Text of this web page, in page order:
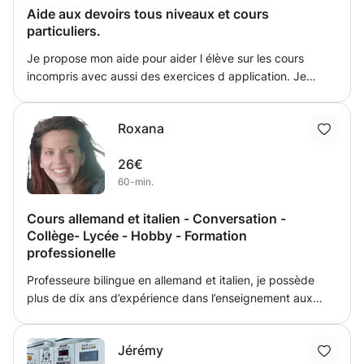
Aide aux devoirs tous niveaux et cours
particuliers.
Je propose mon aide pour aider l élève sur les cours
incompris avec aussi des exercices d application. Je
fondamentales pour bien le comprendre et pour que l
élève sache faire les exercices demandés. Titulaire d un
diplôme scientifiques j enseigne aussi les méthodes de
raisonnement pour abordé un exercice. A bientôt !
Roxana
26€
60-min.
Cours allemand et italien - Conversation -
Collège- Lycée - Hobby - Formation
professionelle
Professeure bilingue en allemand et italien, je possède
plus de dix ans d’expérience dans l’enseignement aux
des objectifs et des intérêts de mes apprenants. J’utilise
Jérémy